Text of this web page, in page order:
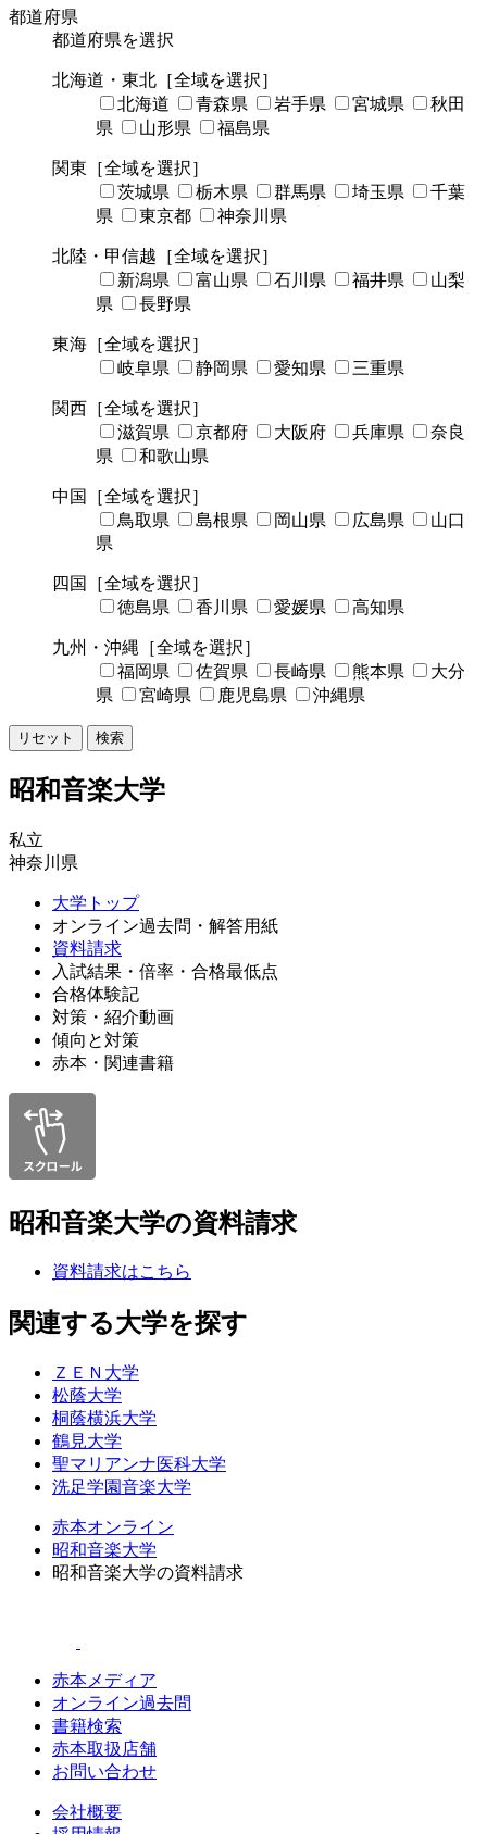
都道府県
都道府県を選択
北海道・東北 ［全域を選択］
北海道
青森県 岩手県 宮城県
秋田
県
山形県 福島県
関東 ［全域を選択］
茨城県
栃木県 群馬県 埼玉県
千葉
県
東京都 神奈川県
北陸・甲信越 ［全域を選択］
新潟県
富山県 石川県 福井県
山梨
県
長野県
東海 ［全域を選択］
岐阜県
静岡県 愛知県 三重県
関西 ［全域を選択］
滋賀県
京都府 大阪府 兵庫県
奈良
県
和歌山県
中国
［全域を選択］
鳥取県
島根県 岡山県 広島県
山口
県
四国
［全域を選択］
徳島県
香川県 愛媛県 高知県
九州・沖縄 ［全域を選択］
福岡県
佐賀県 長崎県 熊本県
大分
県
宮崎県 鹿児島県 沖縄県
リセット 検索
昭和音楽大学
私立
神奈川県
大学トップ
オンライン過去問・解答用紙
資料請求
入試結果・倍率・合格最低点
合格体験記
対策・紹介動画
傾向と対策
赤本・関連書籍
昭和音楽大学の資料請求
資料請求はこちら
関連する大学を探す
ＺＥＮ大学
松蔭大学
桐蔭横浜大学
鶴見大学
聖マリアンナ医科大学
洗足学園音楽大学
赤本オンライン
昭和音楽大学
昭和音楽大学の資料請求
赤本メディア
オンライン過去問
書籍検索
赤本取扱店舗
お問い合わせ
会社概要